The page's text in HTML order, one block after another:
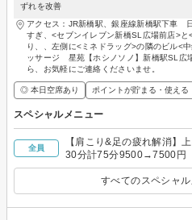
ずれを改善
アクセス：JR新橋駅、銀座線新橋駅下車
すぎ、<セブンイレブン新橋SL広場前店>
り、、左側に<ミネドラッグ>の隣のビル<
ッサージ 星苑【ホシノソノ】新橋駅SL広
ら、お気軽にご連絡くださいませ。
◎ 本日空席あり ポイントが貯まる・使える
スペシャルメニュー
全員
【肩こり&足の疲れ解消】
30分計75分9500→7500円
すべてのスペシャ